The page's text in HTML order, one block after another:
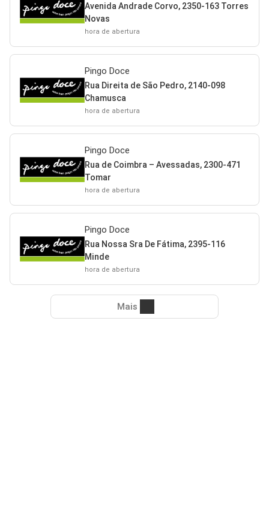
Avenida Andrade Corvo, 2350-163 Torres
Novas
hora de abertura
Pingo Doce
Rua Direita de São Pedro, 2140-098
Chamusca
hora de abertura
Pingo Doce
Rua de Coimbra – Avessadas, 2300-471
Tomar
hora de abertura
Pingo Doce
Rua Nossa Sra De Fátima, 2395-116
Minde
hora de abertura
Mais